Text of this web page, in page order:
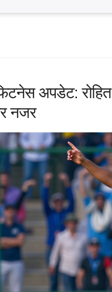
अपडेट: रोहित
नजर